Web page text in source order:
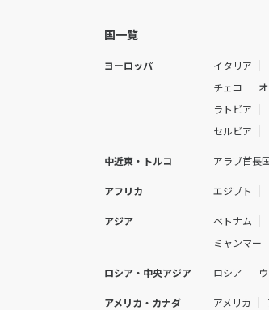
国一覧
ヨーロッパ イタリア
チェコ
ラトビア
セルビア
中近東・トルコ アラブ首長
アフリカ エジプト
アジア ベトナム
ミャンマー
ロシア・中央アジア ロシア
アメリカ・カナダ アメリカ